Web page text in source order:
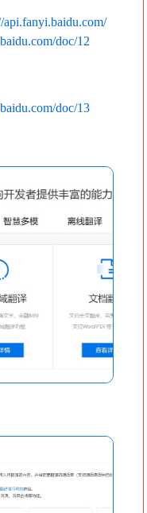
api.fanyi.baidu.com/
doc/12
doc/13